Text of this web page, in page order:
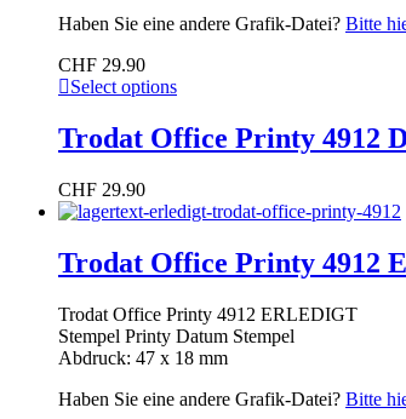
Haben Sie eine andere Grafik-Datei? Bitte
CHF 29.90
Select options
Trodat Office Printy 4912
CHF 29.90
Trodat Office Printy 4912
Trodat Office Printy 4912 ERLEDIGT
Stempel Printy Datum Stempel
Abdruck: 47 x 18 mm
Haben Sie eine andere Grafik-Datei? Bitte